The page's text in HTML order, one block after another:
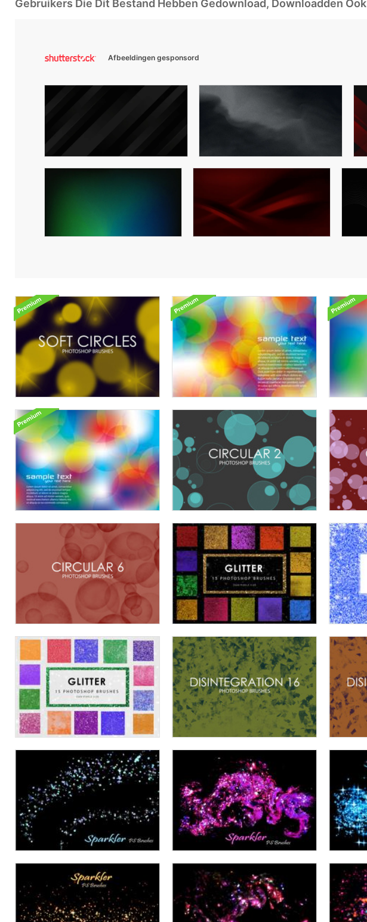
Gebruikers Die Dit Bestand Hebben Gedownload, Downloadden Ook
Afbeeldingen gesponsord